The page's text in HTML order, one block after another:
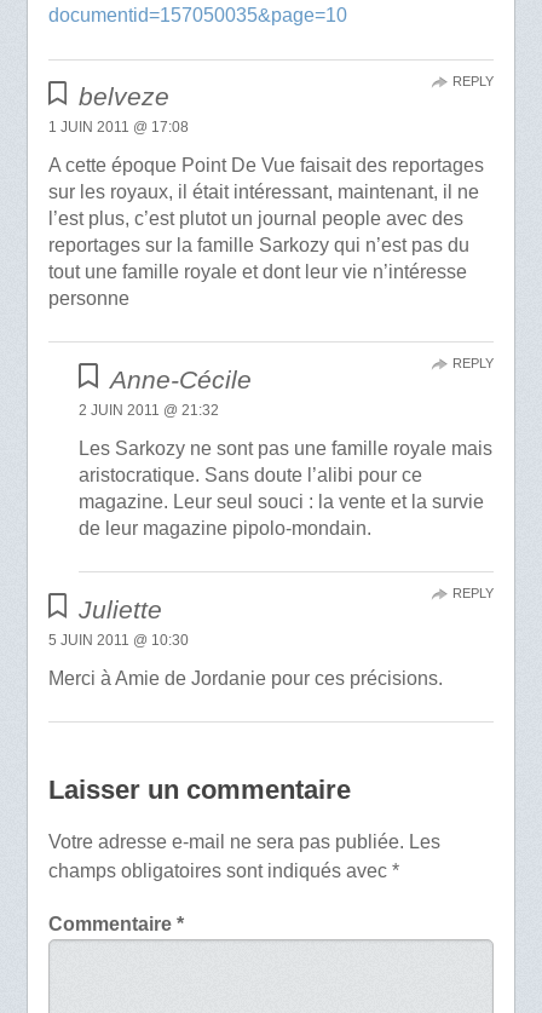
documentid=157050035&page=10
belveze
1 JUIN 2011 @ 17:08
A cette époque Point De Vue faisait des reportages
sur les royaux, il était intéressant, maintenant, il ne
l’est plus, c’est plutot un journal people avec des
reportages sur la famille Sarkozy qui n’est pas du
tout une famille royale et dont leur vie n’intéresse
personne
REPLY
Anne-Cécile
2 JUIN 2011 @ 21:32
Les Sarkozy ne sont pas une famille royale mais
aristocratique. Sans doute l’alibi pour ce
magazine. Leur seul souci : la vente et la survie
de leur magazine pipolo-mondain.
REPLY
Juliette
5 JUIN 2011 @ 10:30
Merci à Amie de Jordanie pour ces précisions.
REPLY
Laisser un commentaire
Votre adresse e-mail ne sera pas publiée. Les
champs obligatoires sont indiqués avec *
Commentaire *